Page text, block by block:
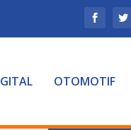
OTOMOTIF